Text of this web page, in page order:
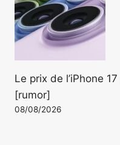
Le prix de l’iPhone
[rumor]
08/08/2026